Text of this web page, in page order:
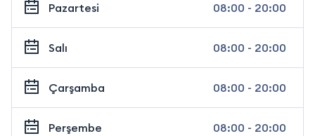
Pazartesi 08:00 - 20:00
Salı 08:00 - 20:00
Çarşamba 08:00 - 20:00
Perşembe 08:00 - 20:00